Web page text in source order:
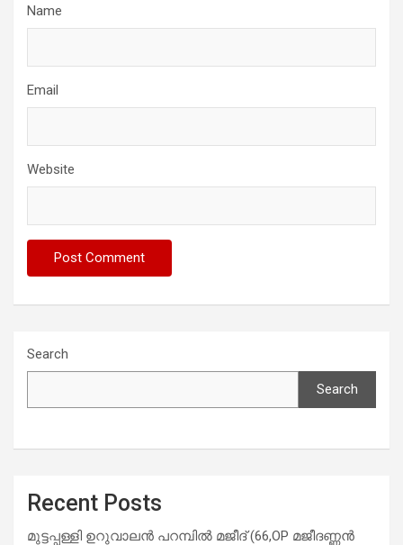
Name
Email
Website
Search
Search
Recent Posts
മുട്ടപ്പള്ളി ഉറുവാലൻ പറമ്പിൽ മജീദ് (66,OP മജീദണ്ണൻ